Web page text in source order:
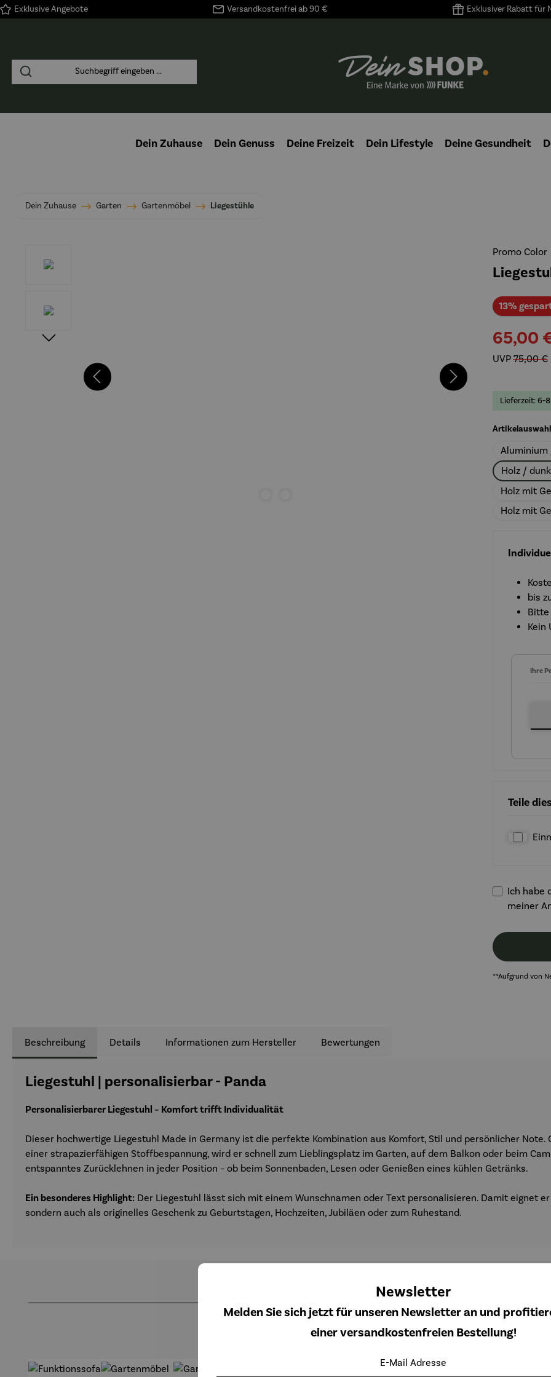
Zur Hauptnavigation springen
Exklusive Angebote Versandkostenfrei ab 90 € Exklusiver Rabatt für
Dein Zuhause Dein Genuss Deine Freizeit Dein Lifestyle Deine Gesundheit
Dein Zuhause Garten Gartenmöbel Liegestühle
Promo Color
13%
65,00
UVP75,00 €
Lieferzeit: 6-8
Artikelauswahl
Aluminium
Holz /
Holz mit
Holz mit
bis
Bitte
Kein
Ihre
Teile
Ich habe
meiner
**Aufgrund von
Beschreibung Details Informationen zum Hersteller Bewertungen
Liegestuhl | personalisierbar - Panda
Personalisierbarer Liegestuhl – Komfort trifft Individualität
Dieser hochwertige Liegestuhl Made in Germany ist die perfekte Kombination aus Komfort, Stil und persönlicher
einer strapazierfähigen Stoffbespannung, wird er schnell zum Lieblingsplatz im Garten, auf dem Balkon oder beim
entspanntes Zurücklehnen in jeder Position – ob beim Sonnenbaden, Lesen oder Genießen eines kühlen Getränks.
Ein besonderes Highlight: Der Liegestuhl lässt sich mit einem Wunschnamen oder Text personalisieren. Damit eignet
sondern auch als originelles Geschenk zu Geburtstagen, Hochzeiten, Jubiläen oder zum Ruhestand.
Newsletter
Melden Sie sich jetzt für unseren Newsletter an und
einer versandkostenfreien Bestellung!
E-Mail Adresse